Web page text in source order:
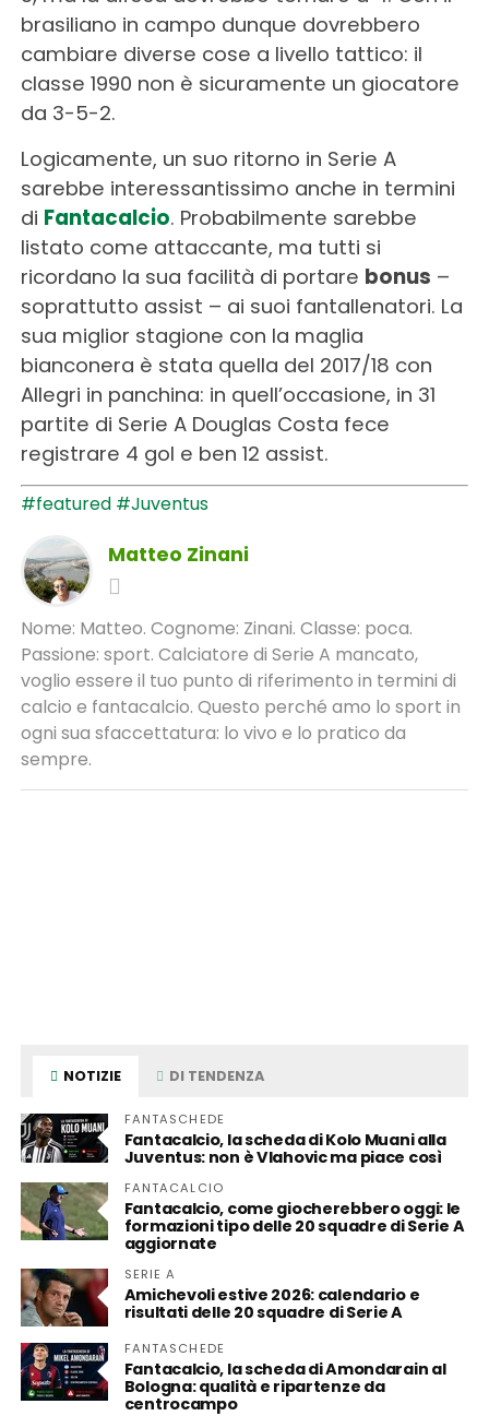
brasiliano in campo dunque dovrebbero
cambiare diverse cose a livello tattico: il
classe 1990 non è sicuramente un giocatore
da 3-5-2.
Logicamente, un suo ritorno in Serie A
sarebbe interessantissimo anche in termini
di Fantacalcio. Probabilmente sarebbe
listato come attaccante, ma tutti si
ricordano la sua facilità di portare bonus –
soprattutto assist – ai suoi fantallenatori. La
sua miglior stagione con la maglia
bianconera è stata quella del 2017/18 con
Allegri in panchina: in quell’occasione, in 31
partite di Serie A Douglas Costa fece
registrare 4 gol e ben 12 assist.
#featured #Juventus
Matteo Zinani
Nome: Matteo. Cognome: Zinani. Classe: poca.
Passione: sport. Calciatore di Serie A mancato,
voglio essere il tuo punto di riferimento in termini di
calcio e fantacalcio. Questo perché amo lo sport in
ogni sua sfaccettatura: lo vivo e lo pratico da
sempre.
NOTIZIE DI TENDENZA
FANTASCHEDE
Fantacalcio, la scheda di Kolo Muani alla
Juventus: non è Vlahovic ma piace così
FANTACALCIO
Fantacalcio, come giocherebbero oggi: le
formazioni tipo delle 20 squadre di Serie A
aggiornate
SERIE A
Amichevoli estive 2026: calendario e
risultati delle 20 squadre di Serie A
FANTASCHEDE
Fantacalcio, la scheda di Amondarain al
Bologna: qualità e ripartenze da
centrocampo